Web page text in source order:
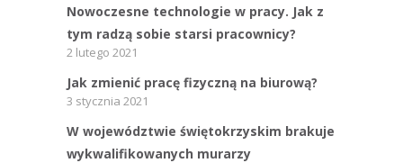
Nowoczesne technologie w pracy. Jak z
tym radzą sobie starsi pracownicy?
2 lutego 2021
Jak zmienić pracę fizyczną na biurową?
3 stycznia 2021
W województwie świętokrzyskim brakuje
wykwalifikowanych murarzy